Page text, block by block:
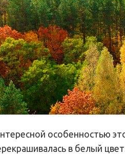
особенностью
в белый